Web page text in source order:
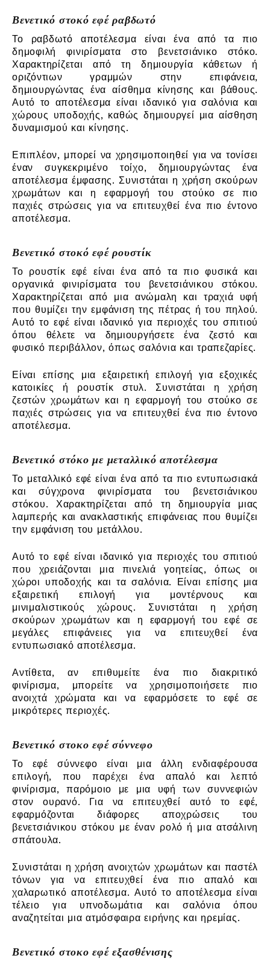
Βενετικό στοκό εφέ ραβδωτό
Το ραβδωτό αποτέλεσμα είναι ένα από τα πιο
δημοφιλή φινιρίσματα στο βενετσιάνικο στόκο.
Χαρακτηρίζεται από τη δημιουργία κάθετων ή
οριζόντιων γραμμών στην επιφάνεια,
δημιουργώντας ένα αίσθημα κίνησης και βάθους.
Αυτό το αποτέλεσμα είναι ιδανικό για σαλόνια και
χώρους υποδοχής, καθώς δημιουργεί μια αίσθηση
δυναμισμού και κίνησης.
Επιπλέον, μπορεί να χρησιμοποιηθεί για να τονίσει
έναν συγκεκριμένο τοίχο, δημιουργώντας ένα
αποτέλεσμα έμφασης. Συνιστάται η χρήση σκούρων
χρωμάτων και η εφαρμογή του στούκο σε πιο
παχιές στρώσεις για να επιτευχθεί ένα πιο έντονο
αποτέλεσμα.
Βενετικό στοκό εφέ ρουστίκ
Το ρουστίκ εφέ είναι ένα από τα πιο φυσικά και
οργανικά φινιρίσματα του βενετσιάνικου στόκου.
Χαρακτηρίζεται από μια ανώμαλη και τραχιά υφή
που θυμίζει την εμφάνιση της πέτρας ή του πηλού.
Αυτό το εφέ είναι ιδανικό για περιοχές του σπιτιού
όπου θέλετε να δημιουργήσετε ένα ζεστό και
φυσικό περιβάλλον, όπως σαλόνια και τραπεζαρίες.
Είναι επίσης μια εξαιρετική επιλογή για εξοχικές
κατοικίες ή ρουστίκ στυλ. Συνιστάται η χρήση
ζεστών χρωμάτων και η εφαρμογή του στούκο σε
παχιές στρώσεις για να επιτευχθεί ένα πιο έντονο
αποτέλεσμα.
Βενετικό στόκο με μεταλλικό αποτέλεσμα
Το μεταλλικό εφέ είναι ένα από τα πιο εντυπωσιακά
και σύγχρονα φινιρίσματα του βενετσιάνικου
στόκου. Χαρακτηρίζεται από τη δημιουργία μιας
λαμπερής και ανακλαστικής επιφάνειας που θυμίζει
την εμφάνιση του μετάλλου.
Αυτό το εφέ είναι ιδανικό για περιοχές του σπιτιού
που χρειάζονται μια πινελιά γοητείας, όπως οι
χώροι υποδοχής και τα σαλόνια. Είναι επίσης μια
εξαιρετική επιλογή για μοντέρνους και
μινιμαλιστικούς χώρους. Συνιστάται η χρήση
σκούρων χρωμάτων και η εφαρμογή του εφέ σε
μεγάλες επιφάνειες για να επιτευχθεί ένα
εντυπωσιακό αποτέλεσμα.
Αντίθετα, αν επιθυμείτε ένα πιο διακριτικό
φινίρισμα, μπορείτε να χρησιμοποιήσετε πιο
ανοιχτά χρώματα και να εφαρμόσετε το εφέ σε
μικρότερες περιοχές.
Βενετικό στοκο εφέ σύννεφο
Το εφέ σύννεφο είναι μια άλλη ενδιαφέρουσα
επιλογή, που παρέχει ένα απαλό και λεπτό
φινίρισμα, παρόμοιο με μια υφή των συννεφιών
στον ουρανό. Για να επιτευχθεί αυτό το εφέ,
εφαρμόζονται διάφορες αποχρώσεις του
βενετσιάνικου στόκου με έναν ρολό ή μια ατσάλινη
σπάτουλα.
Συνιστάται η χρήση ανοιχτών χρωμάτων και παστέλ
τόνων για να επιτευχθεί ένα πιο απαλό και
χαλαρωτικό αποτέλεσμα. Αυτό το αποτέλεσμα είναι
τέλειο για υπνοδωμάτια και σαλόνια όπου
αναζητείται μια ατμόσφαιρα ειρήνης και ηρεμίας.
Βενετικό στοκο εφέ εξασθένισης